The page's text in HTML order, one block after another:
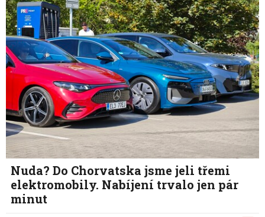
Nuda? Do Chorvatska jsme jeli třemi
elektromobily. Nabíjení trvalo jen pár
minut